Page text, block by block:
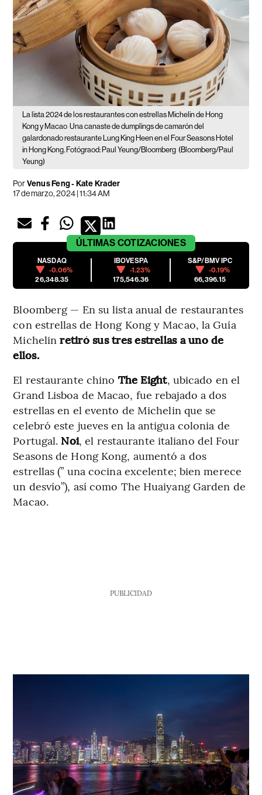
La lista 2024 de los restaurantes con estrellas Michelin de Hong
Kong y Macao Una canaste de dumplings de camarón del
galardonado restaurante Lung King Heen en el Four Seasons Hotel
in Hong Kong. Fotógraod: Paul Yeung/Bloomberg (Bloomberg/Paul
Yeung)
PorVenus Feng - Kate Krader
17 de marzo, 2024 | 11:34 AM
ÚLTIMAS COTIZACIONES
NASDAQ
-0.06%
26,348.35
IBOVESPA
-1.23%
175,546.36
S&P/BMV IPC
-0.19%
66,396.15
Bloomberg — En su lista anual de restaurantes
con estrellas de Hong Kong y Macao, la Guía
Michelin retiró sus tres estrellas a uno de
ellos.
El restaurante chino The Eight, ubicado en el
Grand Lisboa de Macao, fue rebajado a dos
estrellas en el evento de Michelin que se
celebró este jueves en la antigua colonia de
Portugal. Noi, el restaurante italiano del Four
Seasons de Hong Kong, aumentó a dos
estrellas (” una cocina excelente; bien merece
un desvío”), así como The Huaiyang Garden de
Macao.
PUBLICIDAD